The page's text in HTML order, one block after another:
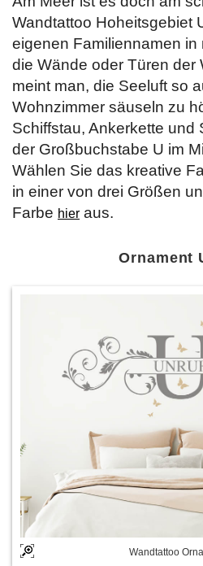
Wandtattoo Hoheitsgebiet
eigenen Familiennamen in
die Wände oder Türen der
meint man, die Seeluft so
Wohnzimmer säuseln zu
Schiffstau, Ankerkette und
der Großbuchstabe U im
Wählen Sie das kreative
in einer von drei Größen
Farbe hier aus.
Ornament
Wandtattoo